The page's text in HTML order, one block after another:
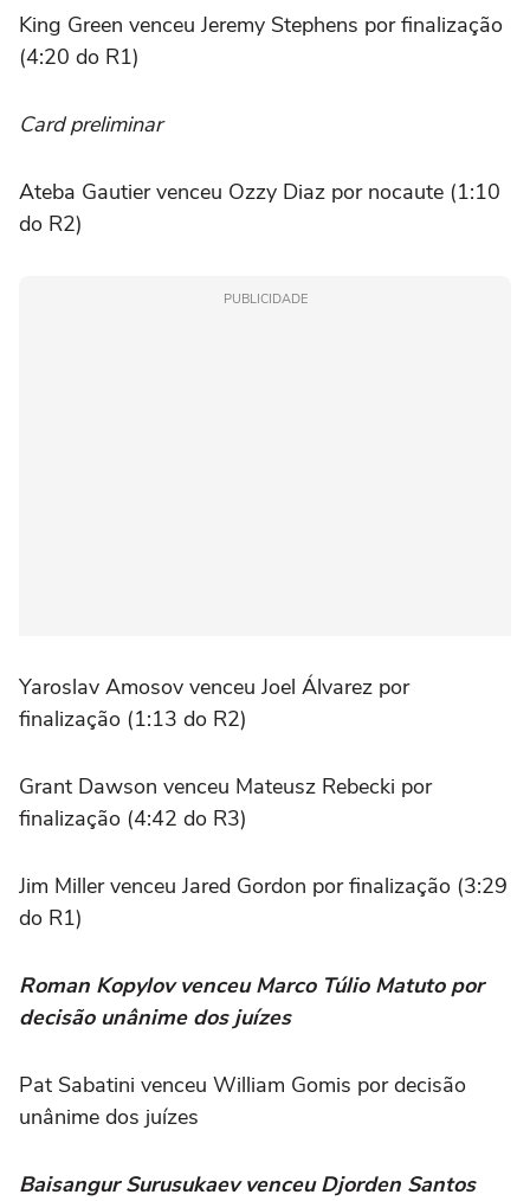
King Green venceu Jeremy Stephens por finalização
(4:20 do R1)
Card preliminar
Ateba Gautier venceu Ozzy Diaz por nocaute (1:10
do R2)
PUBLICIDADE
Yaroslav Amosov venceu Joel Álvarez por
finalização (1:13 do R2)
Grant Dawson venceu Mateusz Rebecki por
finalização (4:42 do R3)
Jim Miller venceu Jared Gordon por finalização (3:29
do R1)
Roman Kopylov venceu Marco Túlio Matuto por
decisão unânime dos juízes
Pat Sabatini venceu William Gomis por decisão
unânime dos juízes
Baisangur Surusukaev venceu Djorden Santos